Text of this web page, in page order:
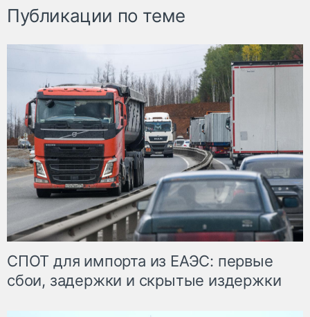
Публикации по теме
СПОТ для импорта из ЕАЭС: первые
сбои, задержки и скрытые издержки